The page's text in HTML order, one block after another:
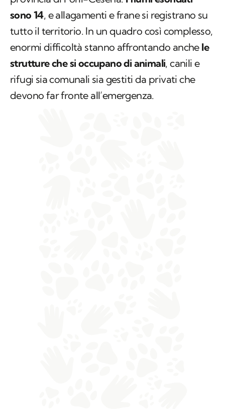
sono 14, e allagamenti e frane si registrano su
tutto il territorio. In un quadro così complesso,
enormi difficoltà stanno affrontando anchele
strutture che si occupano di animali, canili e
rifugi sia comunali sia gestiti da privati che
devono far fronte all’emergenza.